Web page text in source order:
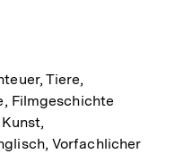
Tiere,
Filmgeschichte
Vorfachlicher